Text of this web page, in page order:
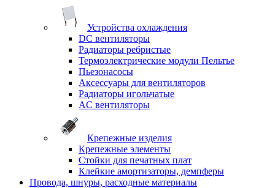
Устройства охлаждения
DC вентиляторы
Радиаторы ребристые
Термоэлектрические модули Пельтье
Пьезонасосы
Аксессуары для вентиляторов
Радиаторы игольчатые
AC вентиляторы
Крепежные изделия
Крепежные элементы
Стойки для печатных плат
Клейкие амортизаторы, демпферы
Провода, шнуры, расходные материалы